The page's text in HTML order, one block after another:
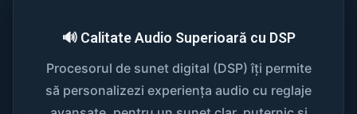
🔊 Calitate Audio Superioară cu DSP
Procesorul de sunet digital (DSP) îți permite
să personalizezi experiența audio cu reglaje